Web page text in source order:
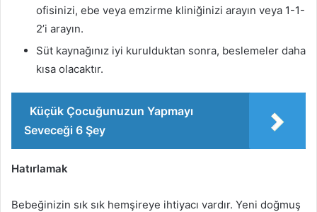
ofisinizi, ebe veya emzirme kliniğinizi arayın veya 1-1-
2’i arayın.
Süt kaynağınız iyi kurulduktan sonra, beslemeler daha
kısa olacaktır.
Küçük Çocuğunuzun Yapmayı
Seveceği 6 Şey
Hatırlamak
Bebeğinizin sık sık hemşireye ihtiyacı vardır. Yeni doğmuş